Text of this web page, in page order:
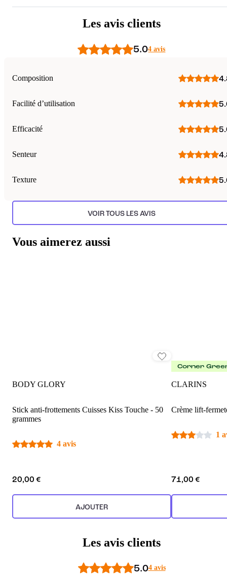
Les avis clients
5.04 avis
Composition
Facilité d’utilisation
Efficacité
Senteur
Texture
VOIR TOUS LES AVIS
Vous aimerez aussi
BODY GLORY
Stick anti-frottements Cuisses Kiss Touche - 50
grammes
4 avis
20,00 €
AJOUTER
Corner
CLARINS
Crème lift-
1
71,00 €
Les avis clients
5.04 avis